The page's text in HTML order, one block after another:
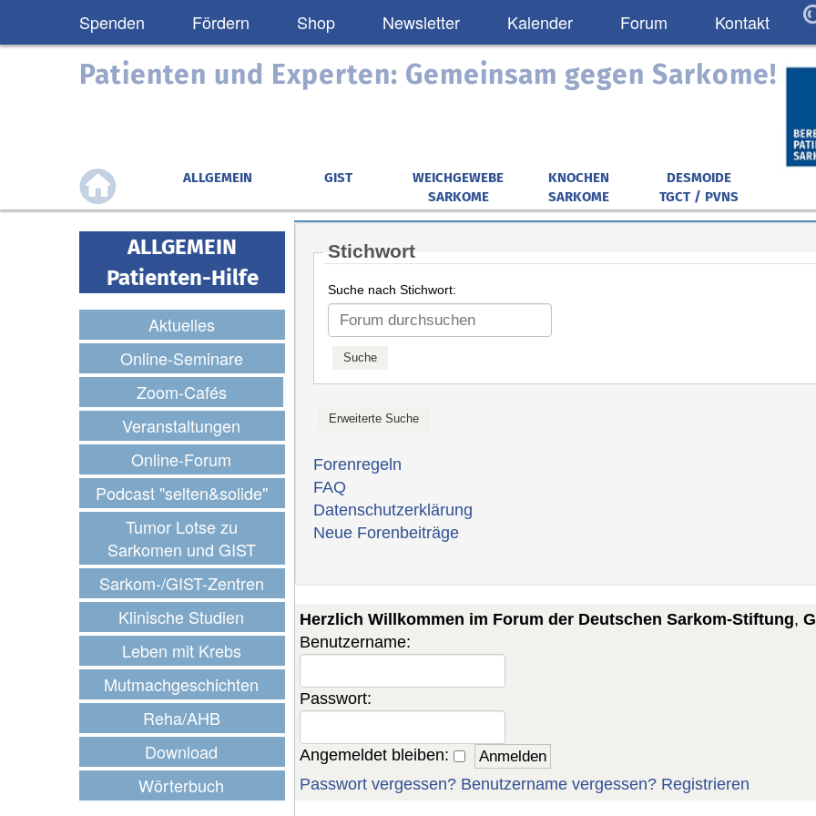
Spenden Fördern Shop Newsletter Kalender Forum Kontakt
Patienten und Experten: Gemeinsam gegen Sarkome!
ALLGEMEIN GIST
WEICHGEWEBE
SARKOME
KNOCHEN
SARKOME
DESMOIDE
TGCT / PVNS
ALLGEMEIN
Patienten-Hilfe
Aktuelles
Online-Seminare
Zoom-Cafés
Veranstaltungen
Online-Forum
Podcast "selten&solide"
Tumor Lotse zu
Sarkomen und GIST
Sarkom-/GIST-Zentren
Klinische Studien
Leben mit Krebs
Mutmachgeschichten
Reha/AHB
Download
Wörterbuch
Stichwort
Suche nach Stichwort:
Forenregeln
FAQ
Datenschutzerklärung
Neue Forenbeiträge
Herzlich Willkommen im Forum der Deutschen Sarkom-Stiftung,
Benutzername:
Passwort:
Angemeldet bleiben:
Passwort vergessen? Benutzername vergessen? Registrieren